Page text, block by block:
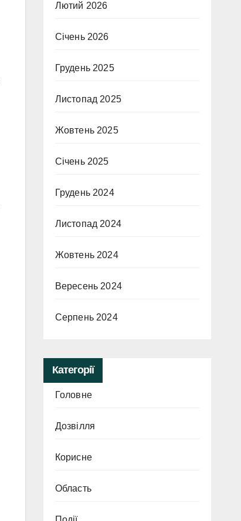
Лютий 2026
Січень 2026
Грудень 2025
Листопад 2025
Жовтень 2025
Січень 2025
Грудень 2024
Листопад 2024
Жовтень 2024
Вересень 2024
Серпень 2024
Категорії
Головне
Дозвілля
Корисне
Область